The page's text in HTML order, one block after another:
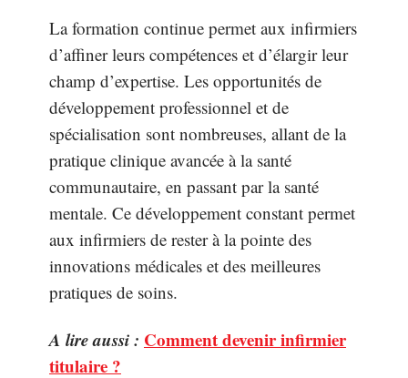
La formation continue permet aux infirmiers
d’affiner leurs compétences et d’élargir leur
champ d’expertise. Les opportunités de
développement professionnel et de
spécialisation sont nombreuses, allant de la
pratique clinique avancée à la santé
communautaire, en passant par la santé
mentale. Ce développement constant permet
aux infirmiers de rester à la pointe des
innovations médicales et des meilleures
pratiques de soins.
A lire aussi : Comment devenir infirmier
titulaire ?